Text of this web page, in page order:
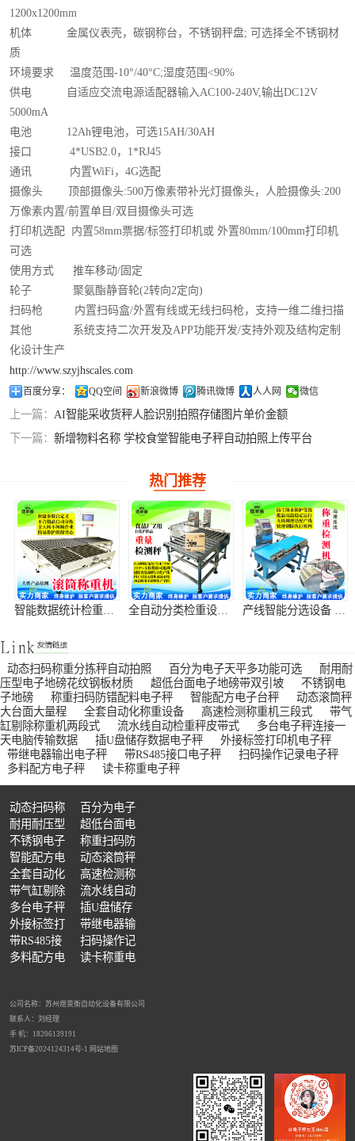
1200x1200mm
机体
金属仪表壳，碳钢称台，不锈钢秤盘; 可选择全不锈钢材
质
环境要求
温度范围 -10°/40°C;湿度范围 <90%
供电
自适应交流电源适配器输入 AC100-240V,输出DC12V
5000mA
电池
12Ah锂电池，可选15AH/30AH
接口
4*USB2.0， 1*RJ45
通讯
内置WiFi ， 4G选配
摄像头
顶部摄像头:500 万像素带补光灯摄像头，人脸摄像头:200
万像素内置/前置单目 /双目摄像头可选
打印机选配
内置58mm票据/标签打印机或 外置80mm/100mm打印机
可选
使用方式
推车移动/ 固定
轮子
聚氨酯静音轮(2转向2定向)
扫码枪
内置扫码盒/外置有线或无线扫码枪，支持一维二维扫描
其他
系统支持二次开发及APP功能开发/支持外观及结构定制
化设计生产
http://www.szyjhscales.com
百度分享： QQ空间 新浪微博 腾讯微博 人人网 微信
上一篇： AI智能采收货秤人脸识别拍照存储图片单价金额
下一篇： 新增物料名称 学校食堂智能电子秤自动拍照上传平台
热门推荐
配件缺失检重机 整箱缺件检测秤 货品超重欠重分拣机 装填不足检测设备
包装多装漏装检测机 成品缺量复检设备
产线信号联动检重机 自动报表称重设备
动态扫码称重分拣秤自动拍照 百分为电子天平多功能可选
耐用耐
压型电子地磅花纹钢板材质
超低台面电子地磅带双引坡
不锈钢电
子地磅
称重扫码防错配料电子秤 智能配方电子台秤
动态滚筒秤
大台面大量程
全套自动化称重设备 高速检测称重机三段式
带气
缸剔除称重机两段式
流水线自动检重秤皮带式
多台电子秤连接一
天电脑传输数据
插U盘储存数据电子秤
外接标签打印机电子秤
带继电器输出电子秤
带RS485接口电子秤
扫码操作记录电子秤
多料配方电子秤
读卡称重电子秤
动态扫码称
重分拣秤自
动拍照
百分为电子
天平多功能
可选
耐用耐压型
电子地磅花
纹钢板材质
超低台面电
子地磅带双
引坡
不锈钢电子
地磅
称重扫码防
错配料电子
秤
智能配方电
子台秤
动态滚筒秤
大台面大量
程
全套自动化
称重设备
高速检测称
重机三段式
带气缸剔除
称重机两段
式
流水线自动
检重秤皮带
式
多台电子秤
连接一天电
脑传输数据
插U盘储存
数据电子秤
外接标签打
印机电子秤
带继电器输
出电子秤
带RS485接
口电子秤
扫码操作记
录电子秤
多料配方电
读卡称重电
公司名称：苏州煜景衡自动化设备有限公司
联系人：刘经理
手 机：18206139191
苏ICP备2024124314号-1
网站地图